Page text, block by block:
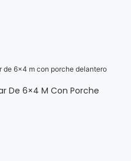
De 6×4 M Con Porche